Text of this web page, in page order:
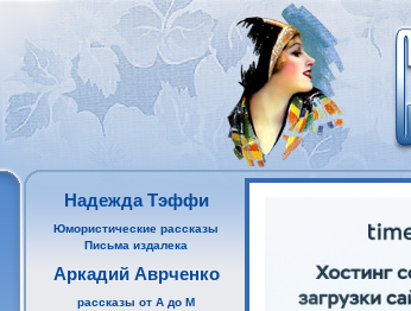
Надежда Тэффи
Юмористические рассказы
Письма издалека
Аркадий Аврченко
рассказы от А до М